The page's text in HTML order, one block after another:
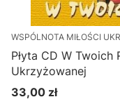
WSPÓLNOTA MIŁOŚCI
Płyta CD W Twoich
Ukrzyżowanej
Cena
33,00 zł